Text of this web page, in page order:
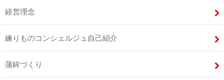
経営理念
練りものコンシェルジュ自己紹介
蒲鉾づくり